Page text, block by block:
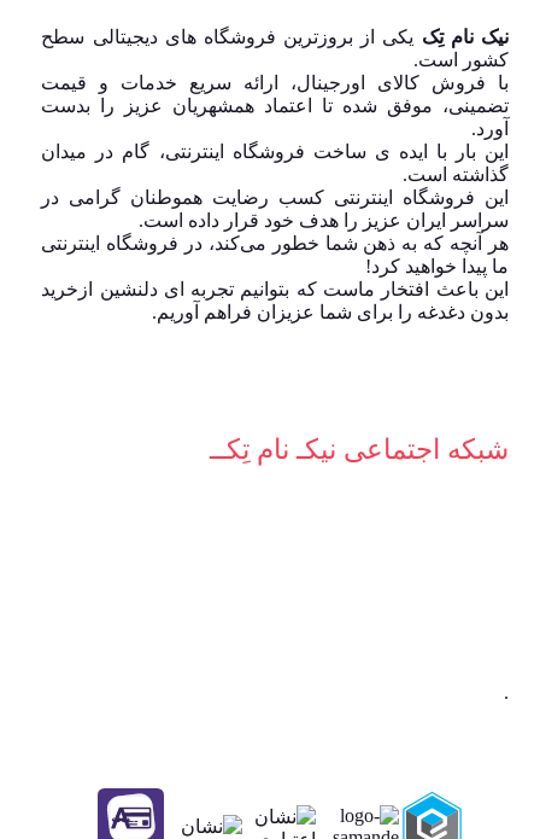
نیک نام تِک یکی از بروزترین فروشگاه های دیجیتالی سطح
کشور است.
با فروش کالای اورجینال، ارائه سریع خدمات و قیمت
تضمینی، موفق شده تا اعتماد همشهریان عزیز را بدست
آورد.
این بار با ایده ی ساخت فروشگاه اینترنتی، گام در میدان
گذاشته است.
این فروشگاه اینترنتی کسب رضایت هموطنان گرامی در
سراسر ایران عزیز را هدف خود قرار داده است.
هر آنچه که به ذهن شما خطور می‌کند، در فروشگاه اینترنتی
ما پیدا خواهید کرد!
این باعث افتخار ماست که بتوانیم تجربه ای دلنشین ازخرید
بدون دغدغه را برای شما عزیزان فراهم آوریم.
شبکه‌ اجتماعی نیکـ نام تِکــ
.